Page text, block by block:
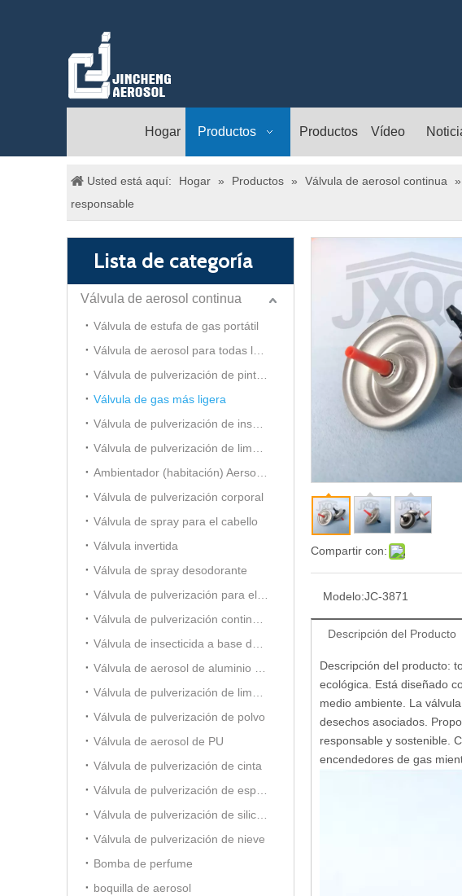
Hogar Productos Productos Vídeo
Usted está aquí: Hogar » Productos » Válvula de aerosol continua »
responsable
Lista de categoría
Válvula de aerosol continua
Válvula de estufa de gas portátil
Válvula de gas más ligera
Válvula de pulverización corporal
Válvula de spray para el cabello
Válvula invertida
Válvula de spray desodorante
Válvula de pulverización de polvo
Válvula de aerosol de PU
Válvula de pulverización de cinta
Válvula de pulverización de nieve
Bomba de perfume
boquilla de aerosol
Compartir con:
Modelo:JC-3871
Descripción del Producto
Descripción del producto:
ecológica. Está diseñado
medio ambiente. La
desechos asociados.
responsable y sostenible.
encendedores de gas